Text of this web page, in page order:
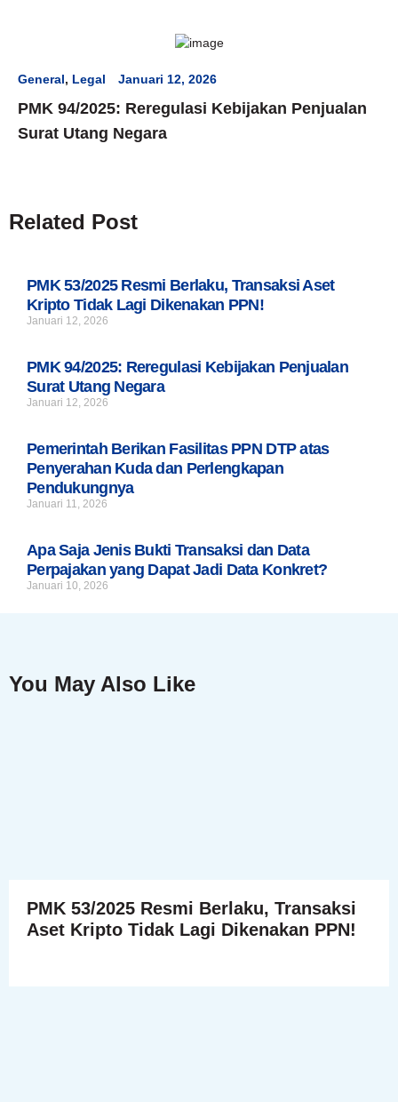
General, Legal Januari 12, 2026
PMK 94/2025: Reregulasi Kebijakan Penjualan
Surat Utang Negara
Related Post
PMK 53/2025 Resmi Berlaku, Transaksi Aset
Kripto Tidak Lagi Dikenakan PPN!
Januari 12, 2026
PMK 94/2025: Reregulasi Kebijakan Penjualan
Surat Utang Negara
Januari 12, 2026
Pemerintah Berikan Fasilitas PPN DTP atas
Penyerahan Kuda dan Perlengkapan
Pendukungnya
Januari 11, 2026
Apa Saja Jenis Bukti Transaksi dan Data
Perpajakan yang Dapat Jadi Data Konkret?
Januari 10, 2026
You May Also Like
PMK 53/2025 Resmi Berlaku, Transaksi
Aset Kripto Tidak Lagi Dikenakan PPN!